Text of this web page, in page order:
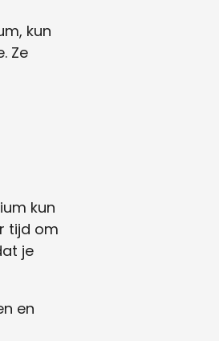
kun
Ze
kun
tijd om
je
en